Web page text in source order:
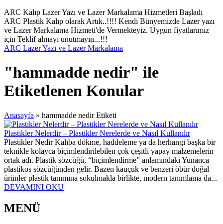
ARC Kalıp Lazer Yazı ve Lazer Markalama Hizmetleri Başladı
ARC Plastik Kalıp olarak Artık..!!!! Kendi Bünyemizde Lazer yazı
ve Lazer Markalama Hizmeti'de Vermekteyiz. Uygun fiyatlarımız
için Teklif almayı unutmayın...!!!
ARC Lazer Yazı ve Lazer Markalama
"hammadde nedir" ile
Etiketlenen Konular
Anasayfa » hammadde nedir Etiketi
Plastikler Nelerdir – Plastikler Nerelerde ve Nasıl Kullanılır
Plastikler Nedir Kalıba dökme, haddeleme ya da herhangi başka bir
teknikle kolayca biçimlendirilebilen çok çeşitli yapay malzemelerin
ortak adı. Plastik sözcüğü, “biçimlendirme” anlamındaki Yunanca
plastikos sözcüğünden gelir. Bazen kauçuk ve benzeri öbür doğal
ürünler plastik tanımına sokulmakla birlikte, modern tanımlama da...
DEVAMINI OKU
MENÜ